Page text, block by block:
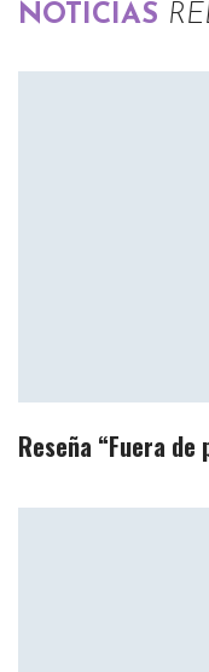
NOTICIAS
Reseña “Fuera de